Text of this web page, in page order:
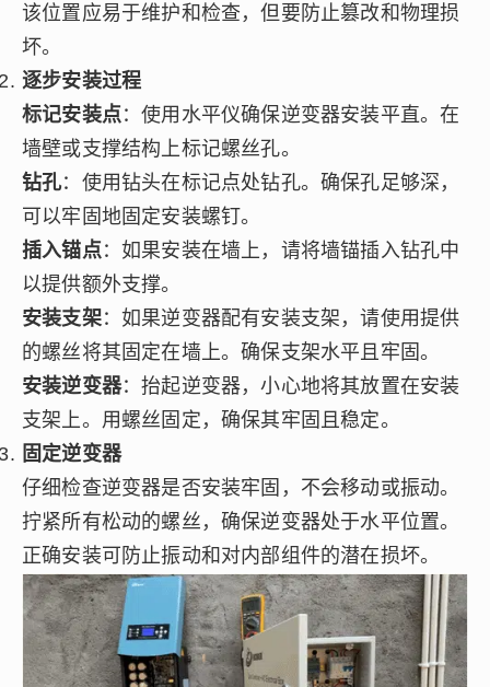
该位置应易于维护和检查，但要防止篡改和物理损
坏。
逐步安装过程
标记安装点：使用水平仪确保逆变器安装平直。在
墙壁或支撑结构上标记螺丝孔。
钻孔：使用钻头在标记点处钻孔。确保孔足够深，
可以牢固地固定安装螺钉。
插入锚点：如果安装在墙上，请将墙锚插入钻孔中
以提供额外支撑。
安装支架：如果逆变器配有安装支架，请使用提供
的螺丝将其固定在墙上。确保支架水平且牢固。
安装逆变器：抬起逆变器，小心地将其放置在安装
支架上。用螺丝固定，确保其牢固且稳定。
固定逆变器
仔细检查逆变器是否安装牢固，不会移动或振动。
拧紧所有松动的螺丝，确保逆变器处于水平位置。
正确安装可防止振动和对内部组件的潜在损坏。